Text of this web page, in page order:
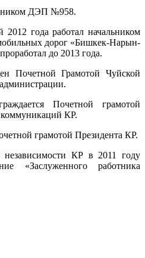
ДЭП №958.
года работал начальником
дорог «Бишкек-Нарын-
до 2013 года.
Почетной Грамотой Чуйской
Почетной грамотой
коммуникаций КР.
грамотой Президента КР.
КР в 2011 году
«Заслуженного работника